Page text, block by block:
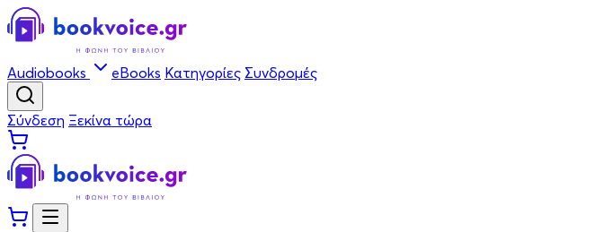
Audiobooks eBooks Κατηγορίες Συνδρομές
Σύνδεση Ξεκίνα τώρα